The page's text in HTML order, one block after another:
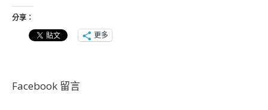
分享：
更多
Facebook 留言